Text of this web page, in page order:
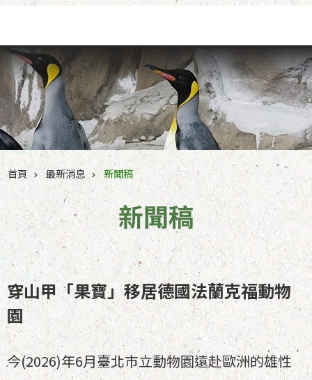
首頁 最新消息 新聞稿
新聞稿
穿山甲「果寶」移居德國法蘭克福動物
園
今(2026)年6月臺北市立動物園遠赴歐洲的雄性